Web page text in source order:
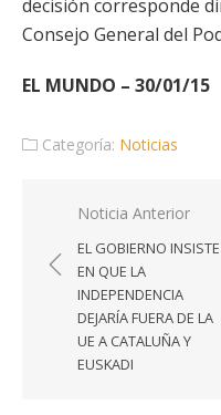
decisión corresponde
Consejo General del
EL MUNDO – 30/01/15
Categoría: Noticias
Navegación
entradas
Noticia Anterior
EL GOBIERNO INSISTE
EN QUE LA
INDEPENDENCIA
DEJARÍA FUERA DE LA
UE A CATALUÑA Y
EUSKADI